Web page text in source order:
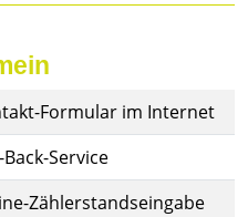
Formular im Internet
Back-Service
Zählerstandseingabe